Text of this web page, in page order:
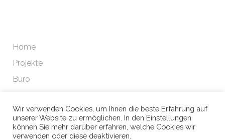
Home
Projekte
Büro
Datenschutz
Impressum
Wir verwenden Cookies, um Ihnen die beste Erfahrung auf
unserer Website zu ermöglichen. In den Einstellungen
können Sie mehr darüber erfahren, welche Cookies wir
verwenden oder diese deaktivieren.